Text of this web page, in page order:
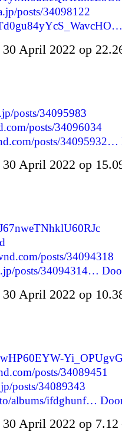
posts/34098122
30 April 2022 op
posts/34095983
posts/34096034
posts/34095932…
30 April 2022 op
posts/34094318
posts/34094314…
30 April 2022 op
posts/34089451
posts/34089343
albums/ifdghunf…
30 April 2022 op